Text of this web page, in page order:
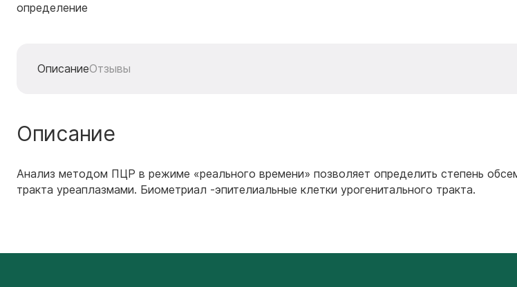
определение
ОписаниеОтзывы
Описание
Анализ методом ПЦР в режиме «реального времени» позволяет определить степень
тракта уреаплазмами. Биометриал -эпителиальные клетки урогенитального тракта.